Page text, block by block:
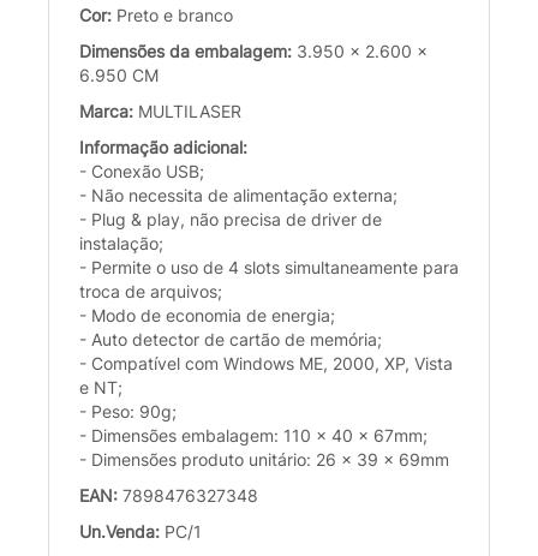
Cor: Preto e branco
Dimensões da embalagem: 3.950 x 2.600 x
6.950 CM
Marca: MULTILASER
Informação adicional:
- Conexão USB;
- Não necessita de alimentação externa;
- Plug & play, não precisa de driver de
instalação;
- Permite o uso de 4 slots simultaneamente para
troca de arquivos;
- Modo de economia de energia;
- Auto detector de cartão de memória;
- Compatível com Windows ME, 2000, XP, Vista
e NT;
- Peso: 90g;
- Dimensões embalagem: 110 x 40 x 67mm;
- Dimensões produto unitário: 26 x 39 x 69mm
EAN: 7898476327348
Un.Venda: PC/1